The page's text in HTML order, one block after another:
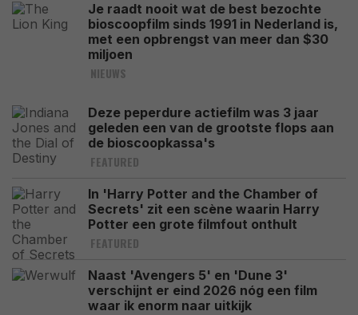
Je raadt nooit wat de best bezochte
bioscoopfilm sinds 1991 in Nederland is,
met een opbrengst van meer dan $30
miljoen
NIEUWS
Deze peperdure actiefilm was 3 jaar
geleden een van de grootste flops aan
de bioscoopkassa's
FEATURED
In 'Harry Potter and the Chamber of
Secrets' zit een scène waarin Harry
Potter een grote filmfout onthult
FEATURED
Naast 'Avengers 5' en 'Dune 3'
verschijnt er eind 2026 nóg een film
waar ik enorm naar uitkijk